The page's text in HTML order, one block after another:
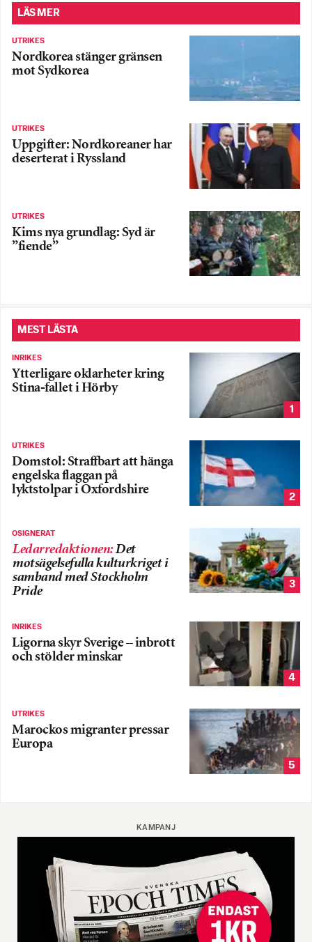
LÄS MER
UTRIKES
Nordkorea stänger gränsen
mot Sydkorea
UTRIKES
Uppgifter: Nordkoreaner har
deserterat i Ryssland
UTRIKES
Kims nya grundlag: Syd är
”fiende”
MEST LÄSTA
INRIKES
Ytterligare oklarheter kring
Stina-fallet i Hörby
1
UTRIKES
Domstol: Straffbart att hänga
engelska flaggan på
lyktstolpar i Oxfordshire
2
OSIGNERAT
Ledarredaktionen:Det
motsägelsefulla kulturkriget i
samband med Stockholm
Pride
3
INRIKES
Ligorna skyr Sverige – inbrott
och stölder minskar
4
UTRIKES
Marockos migranter pressar
Europa
5
KAMPANJ